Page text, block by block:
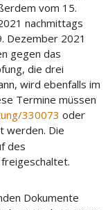
vom 15.
nachmittags
Dezember 2021
gegen das
die drei
wird ebenfalls im
Termine müssen
330073 oder
werden. Die
des
Dokumente